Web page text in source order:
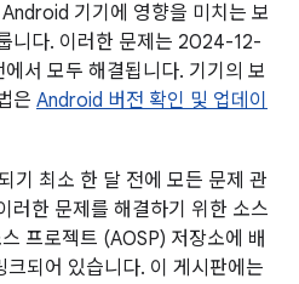
기기에 영향을 미치는 보
니다. 이러한 문제는 2024-12-
서 모두 해결됩니다. 기기의 보
은 Android 버전 확인 및 업데이
기 최소 한 달 전에 모든 문제 관
러한 문제를 해결하기 위한 소스
프로젝트 (AOSP) 저장소에 배
되어 있습니다. 이 게시판에는